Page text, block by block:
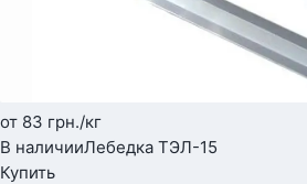
от 83 грн./кг
В наличииЛебедка ТЭЛ-15
Купить